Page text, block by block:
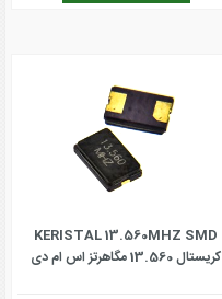
KERISTAL 13.560MHZ SMD
کریستال 13.560 مگاهرتز اس ام دی